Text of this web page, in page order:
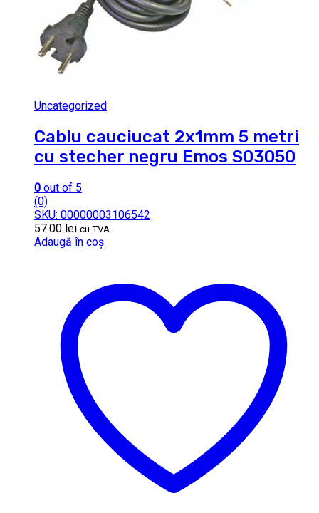
Uncategorized
Cablu cauciucat 2x1mm 5 metri
cu stecher negru Emos S03050
0 out of 5
(0)
SKU: 00000003106542
57.00 lei cu TVA
Adaugă în coș